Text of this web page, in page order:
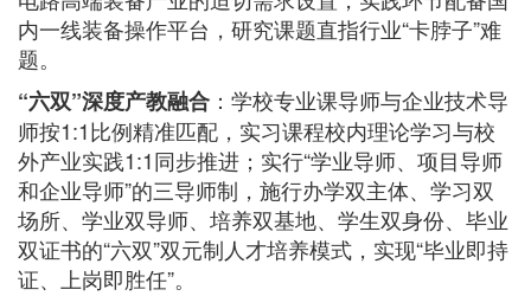
内一线装备操作平台，研究课题直指行业“卡脖子”难
题。
“六双”深度产教融合 ：学校专业课导师与企业技术导
师按1:1比例精准匹配，实习课程校内理论学习与校
外产业实践1:1同步推进；实行“学业导师、项目导师
和企业导师”的三导师制，施行办学双主体、学习双
场所、学业双导师、培养双基地、学生双身份、毕业
双证书的“六双”双元制人才培养模式，实现“毕业即持
证、上岗即胜任”。